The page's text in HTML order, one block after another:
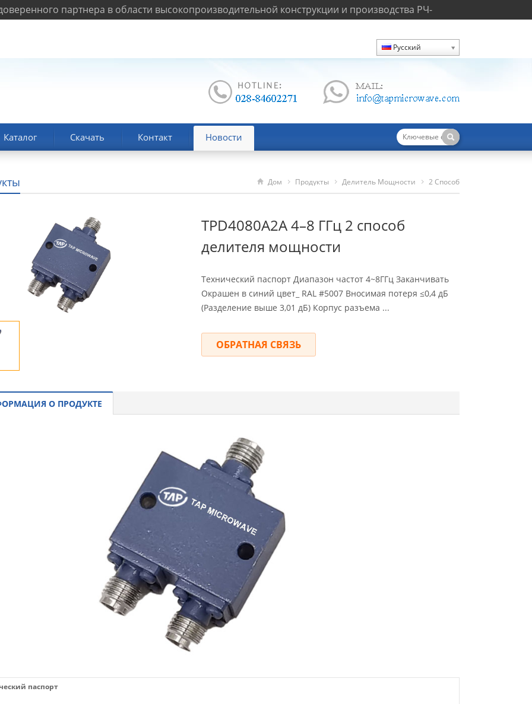
партнера в области высокопроизводительной конструкции и производства РЧ-
Русский
Каталог Скачать Контакт Новости
Дом Продукты Делитель Мощности 2 Способ
TPD4080A2A 4–8 ГГц 2 способ
делителя мощности
Технический паспорт Диапазон частот 4~8ГГц Заканчивать
Окрашен в синий цвет_ RAL #5007 Вносимая потеря ≤0,4 дБ
(Разделение выше 3,01 дБ) Корпус разъема ...
ОБРАТНАЯ СВЯЗЬ
О ПРОДУКТЕ
паспорт